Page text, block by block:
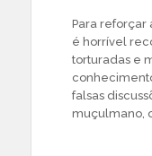
Para reforçar
é horrível
torturadas e
falsas
muçulmano,